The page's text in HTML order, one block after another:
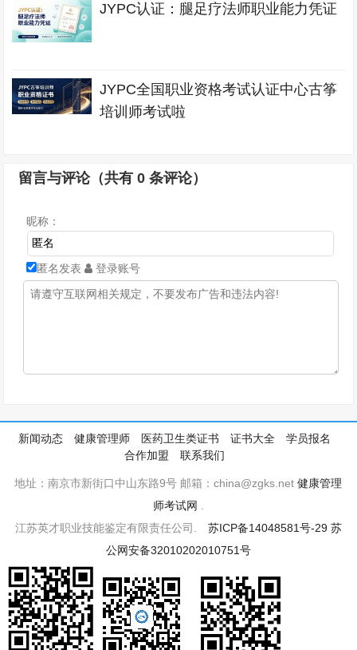
JYPC认证：腿足疗法师职业能力凭证
JYPC全国职业资格考试认证中心古筝
培训师考试啦
留言与评论（共有0 条评论）
昵称：
匿名发表 登录账号
新闻动态 健康管理师 医药卫生类证书 证书大全
学员报名
合作加盟
联系我们
地址：南京市新街口中山东路9号 邮箱：china@zgks.net健康管理
师考试网
江苏英才职业技能鉴定有限责任公司. 苏ICP备14048581号-29 苏
公网安备32010202010751号